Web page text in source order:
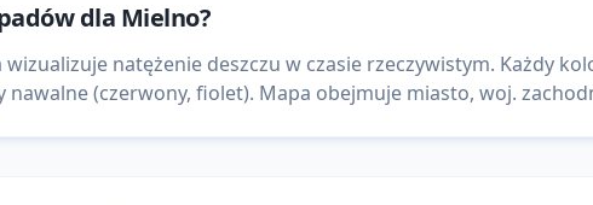
dla Mielno?
natężenie deszczu w czasie rzeczywistym. Każdy
nawalne (czerwony, fiolet). Mapa obejmuje miasto, woj.